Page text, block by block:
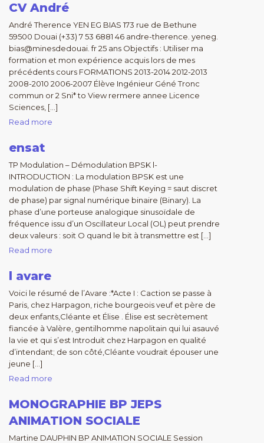
CV André
André Therence YEN EG BIAS 173 rue de Bethune
59500 Douai (+33) 7 53 6881 46 andre-therence. yeneg.
bias@minesdedouai. fr 25 ans Objectifs : Utiliser ma
formation et mon expérience acquis lors de mes
précédents cours FORMATIONS 2013-2014 2012-2013
2008-2010 2006-2007 Élève Ingénieur Géné Tronc
commun or 2 Sni* to View rermere annee Licence
Sciences, […]
Read more
ensat
TP Modulation – Démodulation BPSK l-
INTRODUCTION : La modulation BPSK est une
modulation de phase (Phase Shift Keying = saut discret
de phase) par signal numérique binaire (Binary). La
phase d’une porteuse analogique sinusoïdale de
fréquence issu d’un Oscillateur Local (OL) peut prendre
deux valeurs : soit O quand le bit à transmettre est […]
Read more
l avare
Voici le résumé de l’Avare :*Acte I : Caction se passe à
Paris, chez Harpagon, riche bourgeois veuf et père de
deux enfants,Cléante et Élise . Élise est secrètement
fiancée à Valère, gentilhomme napolitain qui lui asauvé
la vie et qui s’est Introduit chez Harpagon en qualité
d’intendant; de son côté,Cléante voudrait épouser une
jeune […]
Read more
MONOGRAPHIE BP JEPS
ANIMATION SOCIALE
Martine DAUPHIN BP ANIMATION SOCIALE Session